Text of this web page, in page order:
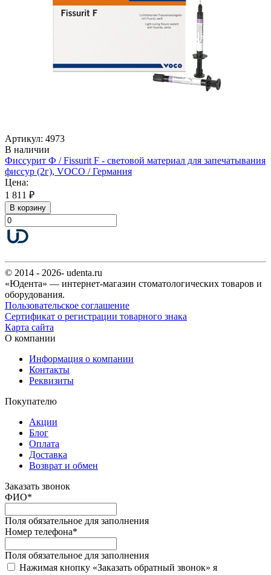
Артикул: 4973
В наличии
Фиссурит Ф / Fissurit F - световой материал для запечатывания
фиссур (2г), VOCO / Германия
Цена:
1 811 ₽
В корзину
© 2014 - 2026- udenta.ru
«Юдента» — интернет-магазин стоматологических товаров и
оборудования.
Пользовательское соглашение
Сертификат о регистрации товарного знака
Карта сайта
О компании
Информация о компании
Контакты
Реквизиты
Покупателю
Акции
Блог
Оплата
Доставка
Возврат и обмен
Заказать звонок
ФИО*
Поля обязательное для заполнения
Номер телефона*
Поля обязательное для заполнения
Нажимая кнопку «Заказать обратный звонок» я